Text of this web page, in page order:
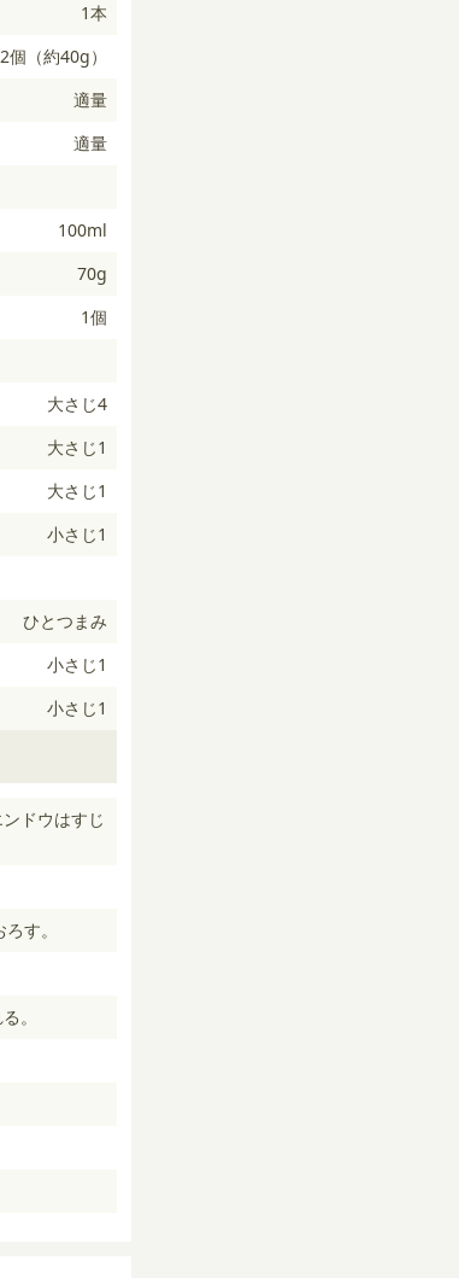
1本
個（約40g）
適量
適量
100ml
70g
1個
大さじ4
大さじ1
大さじ1
小さじ1
ひとつまみ
小さじ1
小さじ1
ドウはすじ
す。
。